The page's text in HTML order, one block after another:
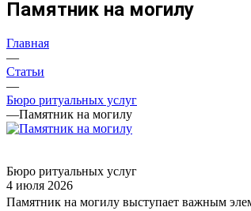
Памятник на могилу
Главная
—
Статьи
—
Бюро ритуальных услуг
—Памятник на могилу
Бюро ритуальных услуг
4 июля 2026
Памятник на могилу выступает важным